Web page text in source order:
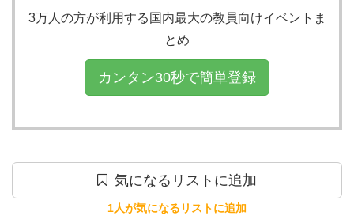
3万人の方が利用する国内最大の教員向けイベントま
とめ
カンタン30秒で簡単登録
気になるリストに追加
1人が気になるリストに追加